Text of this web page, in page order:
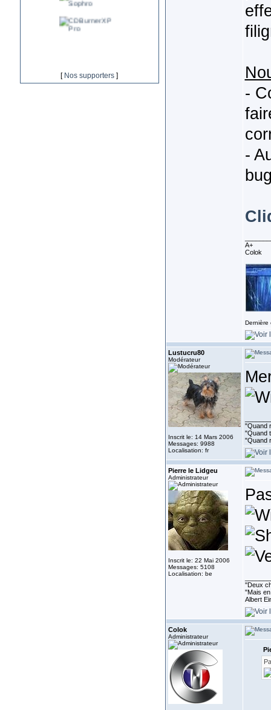
[ Nos supporters ]
-
-
A+
Colok
Dernière
Lustucru80
Modérateur
Inscrit le: 14 Mars 2006
Messages: 9988
Localisation: fr
"Quand
"Quand
"Quand
Pierre le Lidgeu
Administrateur
Inscrit le: 22 Mai 2006
Messages: 5108
Localisation: be
''Deux
"Mais
Albert
Colok
Administrateur